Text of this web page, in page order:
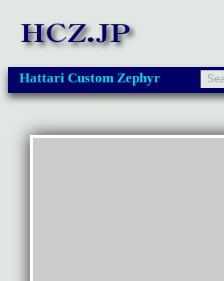
Hattari Custom Zephyr